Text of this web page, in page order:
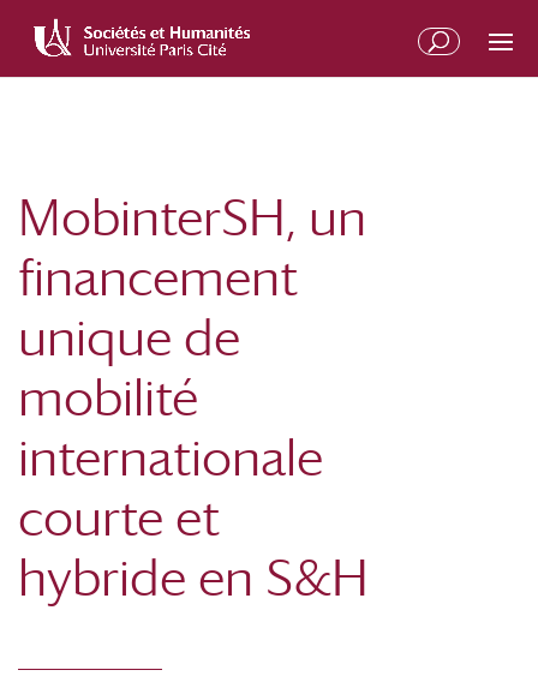
contenu
MobinterSH, un
financement
unique de
mobilité
internationale
courte et
hybride en S&H